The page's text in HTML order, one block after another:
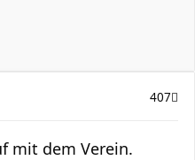
407
mit dem Verein.